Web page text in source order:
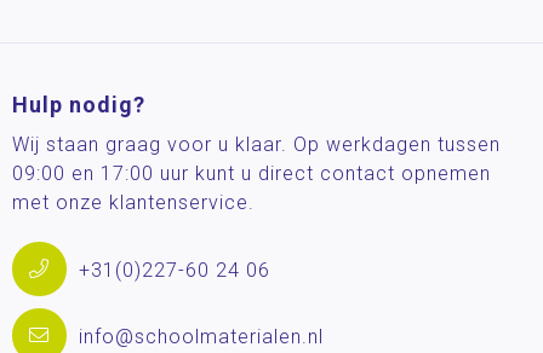
Hulp nodig?
Wij staan graag voor u klaar. Op werkdagen tussen
09:00 en 17:00 uur kunt u direct contact opnemen
met onze klantenservice.
+31(0)227-60 24 06
info@schoolmaterialen.nl